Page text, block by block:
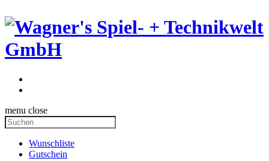
menu close
Wunschliste
Gutschein